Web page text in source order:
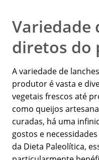
Variedade
diretos do
A variedade de
produtor é vasta e
vegetais frescos até
como queijos
curadas, há uma
gostos e
da Dieta Paleolítica,